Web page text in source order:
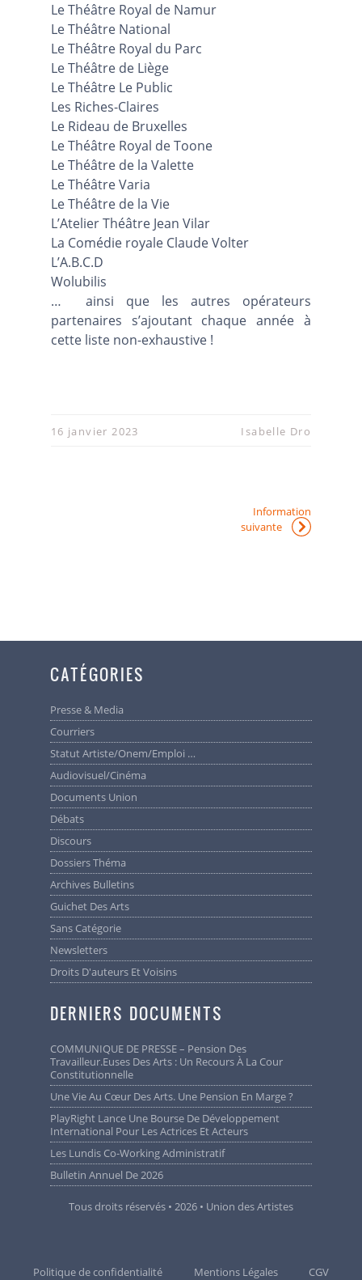
Le Théâtre Royal de Namur
Le Théâtre National
Le Théâtre Royal du Parc
Le Théâtre de Liège
Le Théâtre Le Public
Les Riches-Claires
Le Rideau de Bruxelles
Le Théâtre Royal de Toone
Le Théâtre de la Valette
Le Théâtre Varia
Le Théâtre de la Vie
L’Atelier Théâtre Jean Vilar
La Comédie royale Claude Volter
L’A.B.C.D
Wolubilis
… ainsi que les autres opérateurs
partenaires s’ajoutant chaque année à
cette liste non-exhaustive !
16 janvier 2023 Isabelle Dro
Information
suivante
CATÉGORIES
Presse & Media
Courriers
Statut Artiste/Onem/Emploi …
Audiovisuel/cinéma
Documents Union
Débats
Discours
Dossiers Théma
Archives Bulletins
Guichet Des Arts
Sans Catégorie
Newsletters
Droits D'auteurs Et Voisins
DERNIERS DOCUMENTS
COMMUNIQUE DE PRESSE – Pension Des
Travailleur.euses Des Arts : Un Recours À La Cour
Constitutionnelle
Une Vie Au Cœur Des Arts. Une Pension En Marge ?
PlayRight Lance Une Bourse De Développement
International Pour Les Actrices Et Acteurs
Les Lundis Co-Working Administratif
Bulletin Annuel De 2026
Tous droits réservés • 2026 • Union des Artistes
Politique de confidentialité Mentions Légales CGV